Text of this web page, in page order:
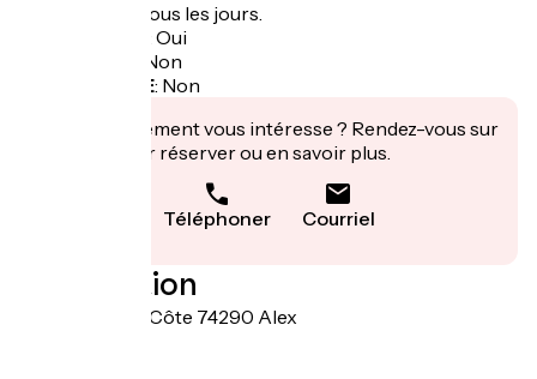
Toute l'année tous les jours.
Oui
Non
Recharge VAE: Non
Cet établissement vous intéresse ? Rendez-vous sur
leur site pour réserver ou en savoir plus.
Téléphoner Courriel
Localisation
371 route de la Côte 74290 Alex